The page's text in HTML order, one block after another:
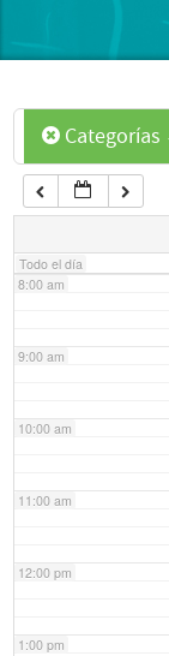
Categorías
Todo el día
6:00 am
7:00 am
8:00 am
9:00 am
10:00 am
11:00 am
12:00 pm
1:00 pm